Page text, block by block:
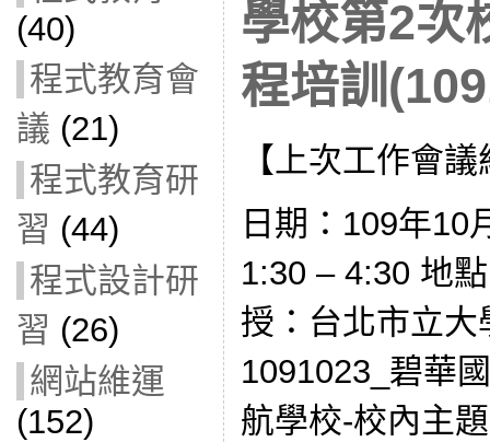
(40)
程式教育會
議 (21)
程式教育研
習 (44)
程式設計研
習 (26)
網站維運
(152)
學校第2次
程培訓
【上次工作會
日期：109年10
1:30 – 4:30 地
授：台北市立
1091023_碧華
航學校-校內主